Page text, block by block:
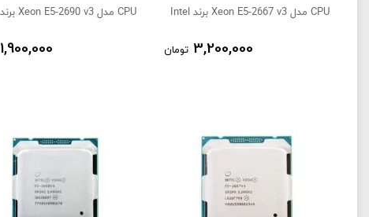
CPU مدل Xeon E5-2667 v3 برند Intel
3,200,000 تومان
CPU مدل Xeon E5-2690 v3 برند Intel
1,900,000